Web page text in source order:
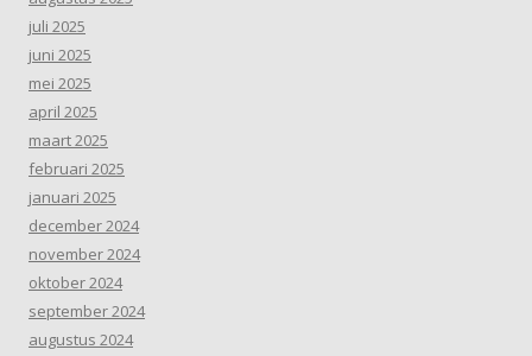
juli 2025
juni 2025
mei 2025
april 2025
maart 2025
februari 2025
januari 2025
december 2024
november 2024
oktober 2024
september 2024
augustus 2024